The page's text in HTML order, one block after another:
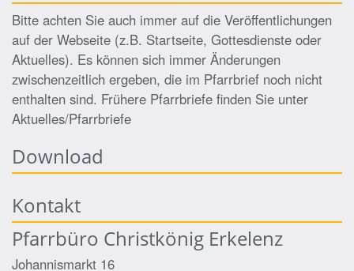
Bitte achten Sie auch immer auf die Veröffentlichungen
auf der Webseite (z.B. Startseite, Gottesdienste oder
Aktuelles). Es können sich immer Änderungen
zwischenzeitlich ergeben, die im Pfarrbrief noch nicht
enthalten sind. Frühere Pfarrbriefe finden Sie unter
Aktuelles/Pfarrbriefe
Download
Kontakt
Pfarrbüro Christkönig Erkelenz
Johannismarkt 16